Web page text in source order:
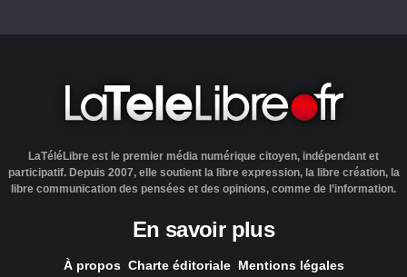
LaTéléLibre est le premier média numérique citoyen, indépendant et
participatif. Depuis 2007, elle soutient la libre expression, la libre création, la
libre communication des pensées et des opinions, comme de l’information.
En savoir plus
À propos Charte éditoriale Mentions légales